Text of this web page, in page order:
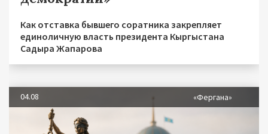
Как отставка бывшего соратника закрепляет
единоличную власть президента Кыргыстана
Садыра Жапарова
04.08 «Фергана»